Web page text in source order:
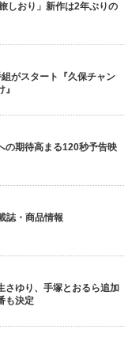
しおり」新作は2年ぶりの
がスタート『久保チャン
の期待高まる120秒予告映
誌・商品情報
さゆり、手塚とおるら追加
も決定